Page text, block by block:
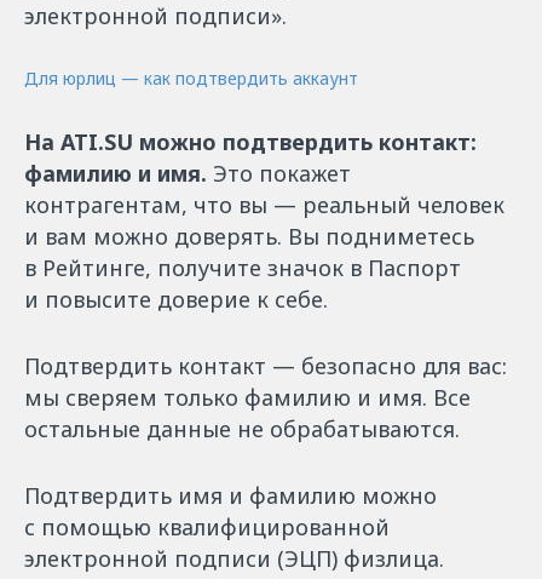
электронной подписи».
Для юрлиц — как подтвердить аккаунт
На ATI.SU можно подтвердить контакт:
фамилию и имя. Это покажет
контрагентам, что вы — реальный человек
и вам можно доверять. Вы подниметесь
в Рейтинге, получите значок в Паспорт
и повысите доверие к себе.
Подтвердить контакт — безопасно для вас:
мы сверяем только фамилию и имя. Все
остальные данные не обрабатываются.
Подтвердить имя и фамилию можно
с помощью квалифицированной
электронной подписи (ЭЦП) физлица.